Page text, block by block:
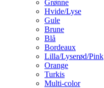
Grønne
Hvide/Lyse
Gule
Brune
Blå
Bordeaux
Lilla/Lyserød/Pink
Orange
Turkis
Multi-color